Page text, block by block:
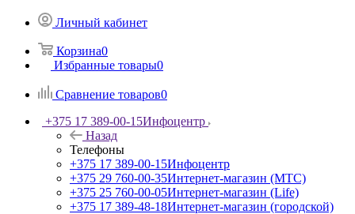
Личный кабинет
Корзина0
Избранные товары0
Сравнение товаров0
+375 17 389-00-15Инфоцентр
Назад
Телефоны
+375 17 389-00-15Инфоцентр
+375 29 760-00-35Интернет-магазин (МТС)
+375 25 760-00-05Интернет-магазин (Life)
+375 17 389-48-18Интернет-магазин (городской)